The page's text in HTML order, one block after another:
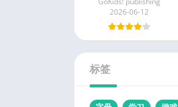
2026-06-12
标签